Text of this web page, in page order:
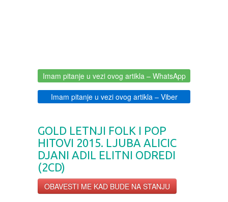
DRAMA
DRUSTVENA IGRA
DUH I TELO
EDUKATIVNI
EROTSKI
100% PRIRODNO
Imam pitanje u vezi ovog artikla – WhatsApp
Imam pitanje u vezi ovog artikla – Viber
GOLD LETNJI FOLK I POP
HITOVI 2015. LJUBA ALICIC
DJANI ADIL ELITNI ODREDI
(2CD)
OBAVESTI ME KAD BUDE NA STANJU